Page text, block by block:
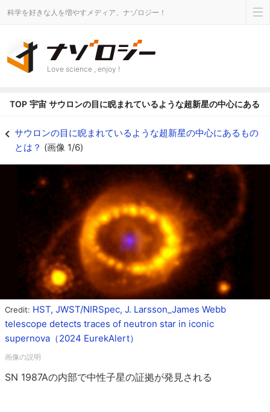
科学を好きな人を増やすメディア、ナゾロジー！
Love science , enjoy !
TOP 宇宙 サウロンの目に睨まれているような超新星の中心にある
サウロンの目に睨まれているような超新星の中心にあるもの
とは？ (画像 1/6)
Credit: HST, JWST/NIRSpec, J. Larsson_James Webb
telescope detects traces of neutron star in iconic
supernova（2024 EurekAlert）
SN 1987Aの内部で中性子星の証拠が発見される